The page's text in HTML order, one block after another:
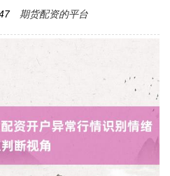
期货配资的平台